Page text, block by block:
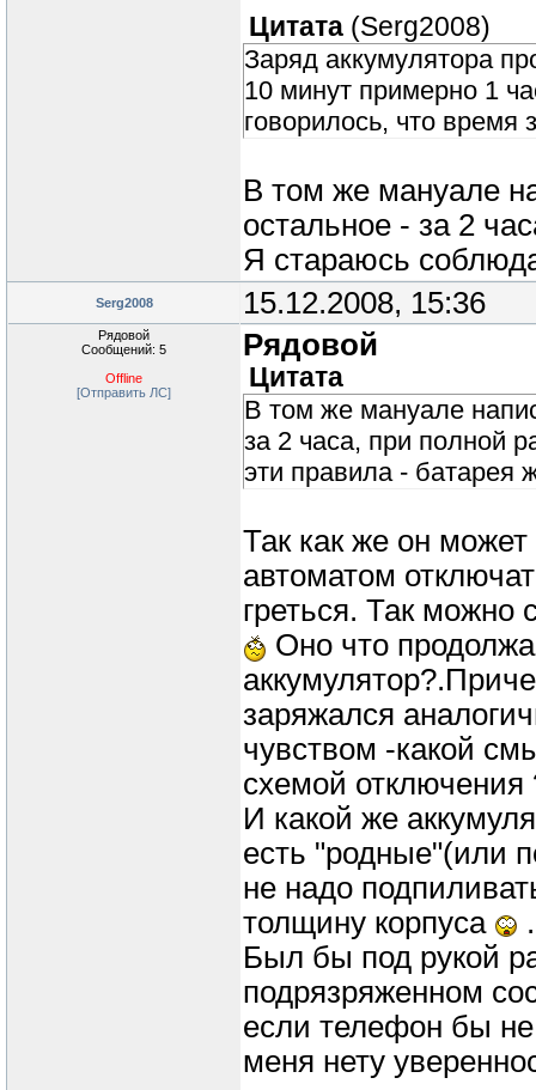
Цитата (Serg2008)
Заряд аккумулятора
10 минут примерно 1
говорилось, что время
В том же мануале
остальное - за 2
Я стараюсь
Serg2008 15.12.2008, 15:36
Рядовой
Сообщений: 5
Offline
[Отправить ЛС]
Рядовой
Цитата
В том же мануале
за 2 часа, при полной
эти правила - батарея
Так как же он
автоматом
греться. Так можно
Оно что
заряжался
чувством -какой
схемой отключения
И какой же
есть "родные"(или
не надо
толщину корпуса
.
Был бы под рукой
подрязряженном
если телефон бы не
меня нету